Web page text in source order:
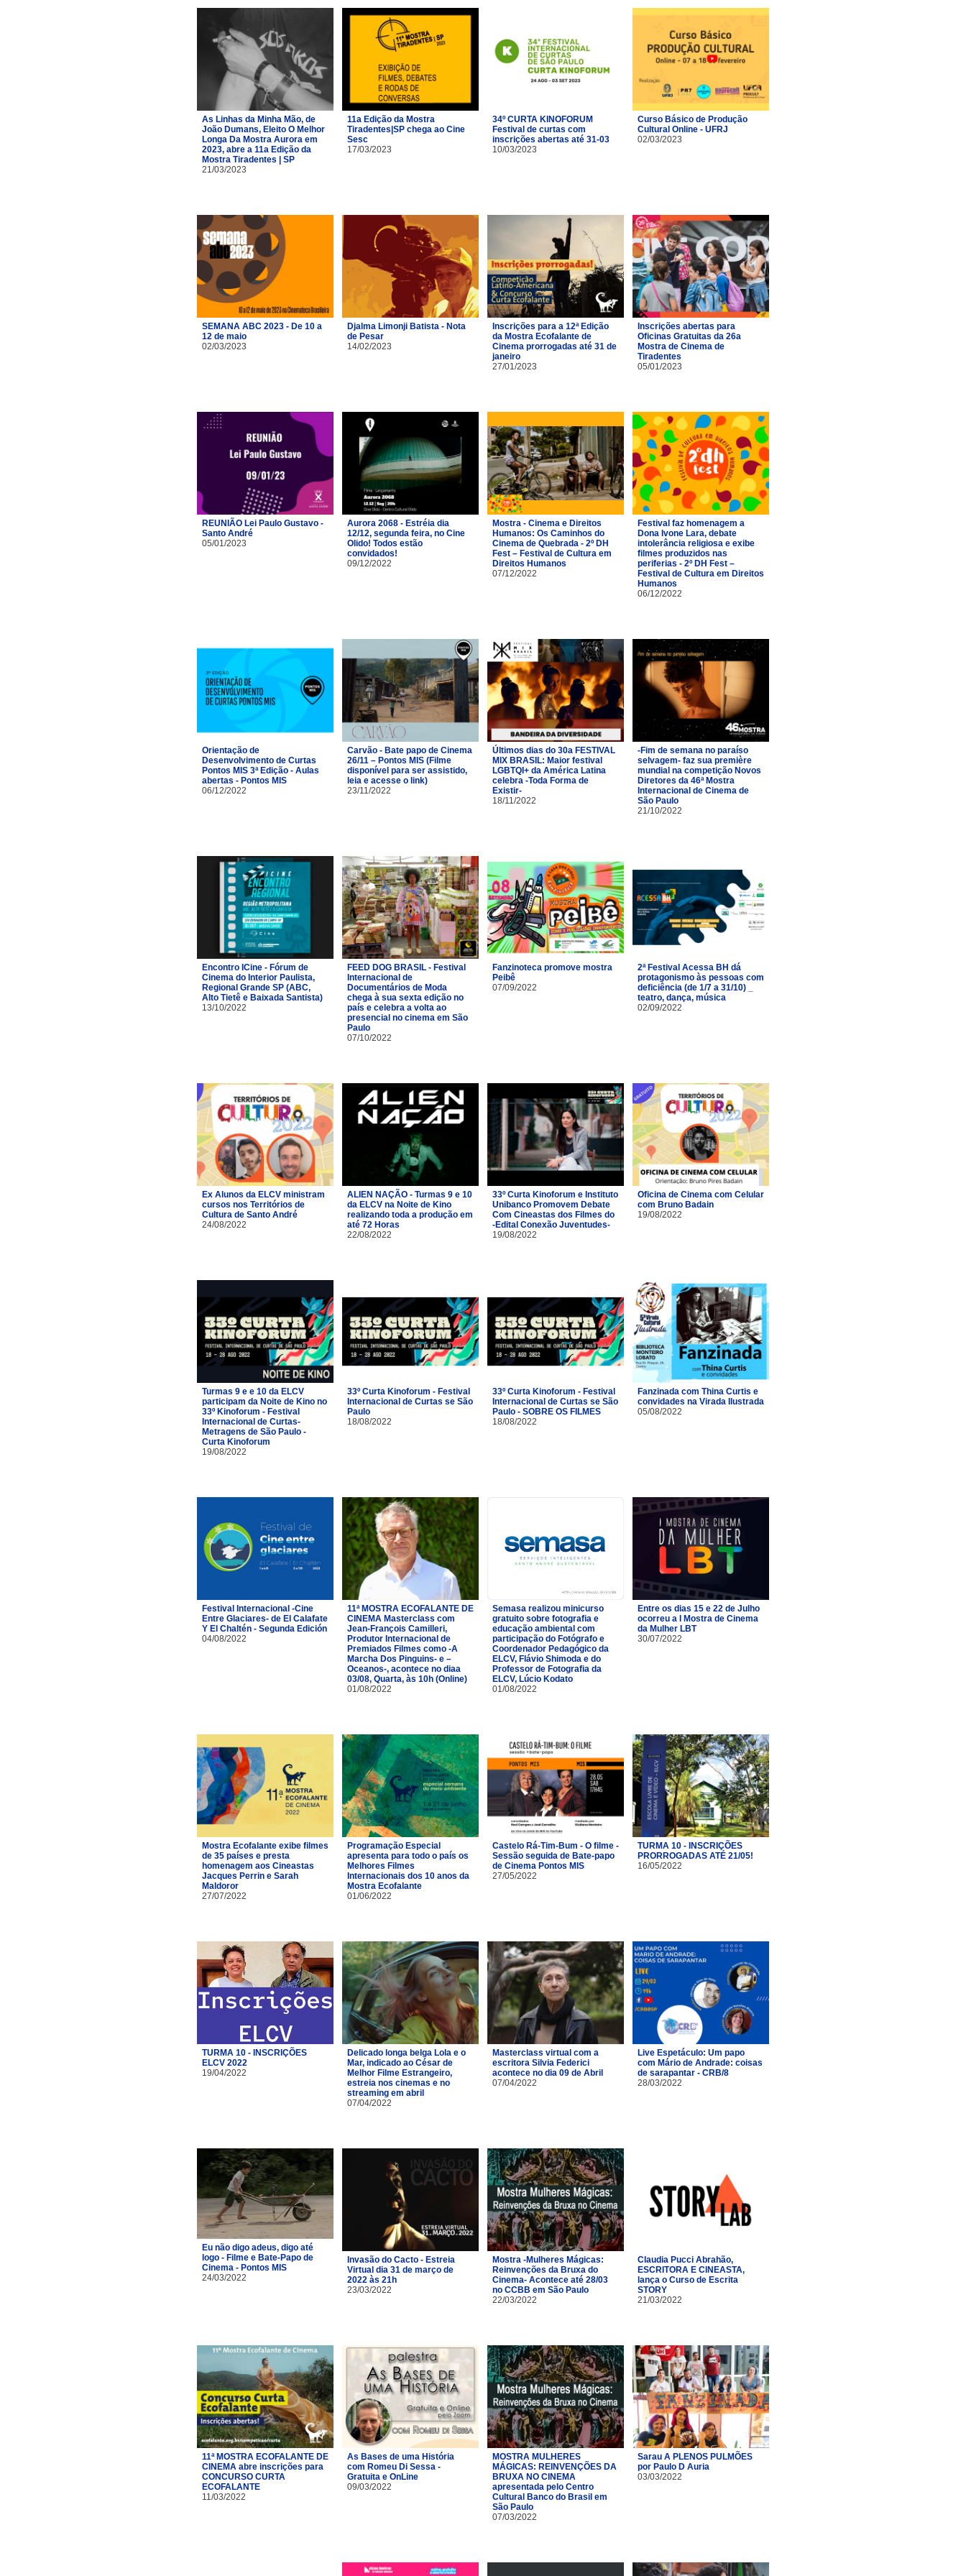
As Linhas da Minha Mão, de
João Dumans, Eleito O Melhor
Longa Da Mostra Aurora em
2023, abre a 11a Edição da
Mostra Tiradentes | SP
21/03/2023
11a Edição da Mostra
Tiradentes|SP chega ao Cine
Sesc
17/03/2023
34º CURTA KINOFORUM
Festival de curtas com
inscrições abertas até 31-03
10/03/2023
Curso Básico de Produção
Cultural Online - UFRJ
02/03/2023
SEMANA ABC 2023 - De 10 a
12 de maio
02/03/2023
Djalma Limonji Batista - Nota
de Pesar
14/02/2023
Inscrições para a 12ª Edição
da Mostra Ecofalante de
Cinema prorrogadas até 31 de
janeiro
27/01/2023
Inscrições abertas para
Oficinas Gratuitas da 26a
Mostra de Cinema de
Tiradentes
05/01/2023
REUNIÃO Lei Paulo Gustavo -
Santo André
05/01/2023
Aurora 2068 - Estréia dia
12/12, segunda feira, no Cine
Olido! Todos estão
convidados!
09/12/2022
Mostra - Cinema e Direitos
Humanos: Os Caminhos do
Cinema de Quebrada - 2º DH
Fest – Festival de Cultura em
Direitos Humanos
07/12/2022
Festival faz homenagem a
Dona Ivone Lara, debate
intolerância religiosa e exibe
filmes produzidos nas
periferias - 2º DH Fest –
Festival de Cultura em Direitos
Humanos
06/12/2022
Orientação de
Desenvolvimento de Curtas
Pontos MIS 3ª Edição - Aulas
abertas - Pontos MIS
06/12/2022
Carvão - Bate papo de Cinema
26/11 – Pontos MIS (Filme
disponível para ser assistido,
leia e acesse o link)
23/11/2022
Últimos dias do 30a FESTIVAL
MIX BRASIL: Maior festival
LGBTQI+ da América Latina
celebra -Toda Forma de
Existir-
18/11/2022
-Fim de semana no paraíso
selvagem- faz sua première
mundial na competição Novos
Diretores da 46ª Mostra
Internacional de Cinema de
São Paulo
21/10/2022
Encontro ICine - Fórum de
Cinema do Interior Paulista,
Regional Grande SP (ABC,
Alto Tietê e Baixada Santista)
13/10/2022
FEED DOG BRASIL - Festival
Internacional de
Documentários de Moda
chega à sua sexta edição no
país e celebra a volta ao
presencial no cinema em São
Paulo
07/10/2022
Fanzinoteca promove mostra
Peibê
07/09/2022
2ª Festival Acessa BH dá
protagonismo às pessoas com
deficiência (de 1/7 a 31/10) _
teatro, dança, música
02/09/2022
Ex Alunos da ELCV ministram
cursos nos Territórios de
Cultura de Santo André
24/08/2022
ALIEN NAÇÃO - Turmas 9 e 10
da ELCV na Noite de Kino
realizando toda a produção em
até 72 Horas
22/08/2022
33º Curta Kinoforum e Instituto
Unibanco Promovem Debate
Com Cineastas dos Filmes do
-Edital Conexão Juventudes-
19/08/2022
Oficina de Cinema com Celular
com Bruno Badain
19/08/2022
Turmas 9 e e 10 da ELCV
participam da Noite de Kino no
33º Kinoforum - Festival
Internacional de Curtas-
Metragens de São Paulo -
Curta Kinoforum
19/08/2022
33º Curta Kinoforum - Festival
Internacional de Curtas se São
Paulo
18/08/2022
33º Curta Kinoforum - Festival
Internacional de Curtas se São
Paulo - SOBRE OS FILMES
18/08/2022
Fanzinada com Thina Curtis e
convidades na Virada Ilustrada
05/08/2022
Festival Internacional -Cine
Entre Glaciares- de El Calafate
Y El Chaltén - Segunda Edición
04/08/2022
11ª MOSTRA ECOFALANTE DE
CINEMA Masterclass com
Jean-François Camilleri,
Produtor Internacional de
Premiados Filmes como -A
Marcha Dos Pinguins- e –
Oceanos-, acontece no diaa
03/08, Quarta, às 10h (Online)
01/08/2022
Semasa realizou minicurso
gratuito sobre fotografia e
educação ambiental com
participação do Fotógrafo e
Coordenador Pedagógico da
ELCV, Flávio Shimoda e do
Professor de Fotografia da
ELCV, Lúcio Kodato
01/08/2022
Entre os dias 15 e 22 de Julho
ocorreu a I Mostra de Cinema
da Mulher LBT
30/07/2022
Mostra Ecofalante exibe filmes
de 35 países e presta
homenagem aos Cineastas
Jacques Perrin e Sarah
Maldoror
27/07/2022
Programação Especial
apresenta para todo o país os
Melhores Filmes
Internacionais dos 10 anos da
Mostra Ecofalante
01/06/2022
Castelo Rá-Tim-Bum - O filme -
Sessão seguida de Bate-papo
de Cinema Pontos MIS
27/05/2022
TURMA 10 - INSCRIÇÕES
PRORROGADAS ATÉ 21/05!
16/05/2022
TURMA 10 - INSCRIÇÕES
ELCV 2022
19/04/2022
Delicado longa belga Lola e o
Mar, indicado ao César de
Melhor Filme Estrangeiro,
estreia nos cinemas e no
streaming em abril
07/04/2022
Masterclass virtual com a
escritora Silvia Federici
acontece no dia 09 de Abril
07/04/2022
Live Espetáculo: Um papo
com Mário de Andrade: coisas
de sarapantar - CRB/8
28/03/2022
Eu não digo adeus, digo até
logo - Filme e Bate-Papo de
Cinema - Pontos MIS
24/03/2022
Invasão do Cacto - Estreia
Virtual dia 31 de março de
2022 às 21h
23/03/2022
Mostra -Mulheres Mágicas:
Reinvenções da Bruxa do
Cinema- Acontece até 28/03
no CCBB em São Paulo
22/03/2022
Claudia Pucci Abrahão,
ESCRITORA E CINEASTA,
lança o Curso de Escrita
STORY
21/03/2022
11ª MOSTRA ECOFALANTE DE
CINEMA abre inscrições para
CONCURSO CURTA
ECOFALANTE
11/03/2022
As Bases de uma História
com Romeu Di Sessa -
Gratuita e OnLine
09/03/2022
MOSTRA MULHERES
MÁGICAS: REINVENÇÕES DA
BRUXA NO CINEMA
apresentada pelo Centro
Cultural Banco do Brasil em
São Paulo
07/03/2022
Sarau A PLENOS PULMÕES
por Paulo D Auria
03/03/2022